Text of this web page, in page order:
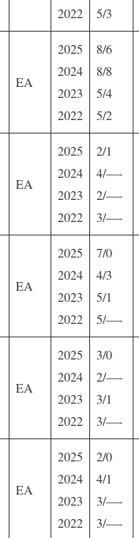
2022
5/3
EA
2025
2024
2023
2022
8/6
8/8
5/4
5/2
EA
2025
2024
2023
2022
2/1
4/—-
2/—-
3/—-
EA
2025
2024
2023
2022
7/0
4/3
5/1
5/—-
EA
2025
2024
2023
2022
3/0
2/—-
3/1
3/—-
EA
2025
2024
2023
2022
2/0
4/1
3/—-
3/—-